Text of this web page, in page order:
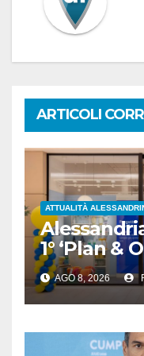
ARTICOLI
ATTUALITÀ
1° ‘Plan &
AGO 8, 2026